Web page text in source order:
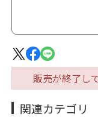
販売が終了し
関連カテゴリ